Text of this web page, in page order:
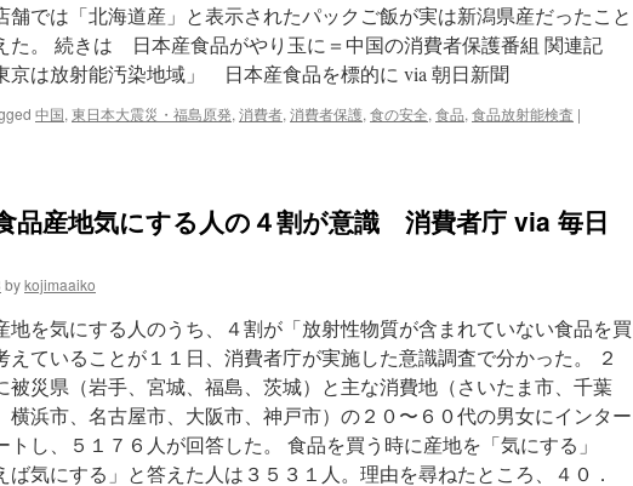
舗では「北海道産」と表示されたパックご飯が実は新潟県産だったこと
た。 続きは 日本産食品がやり玉に＝中国の消費者保護番組 関連記
は放射能汚染地域」 日本産食品を標的に via 朝日新聞
中国, 東日本大震災・福島原発, 消費者, 消費者保護, 食の安全, 食品, 食品放射能検査 |
品産地気にする人の４割が意識 消費者庁 via 毎日
bykojimaaiko
地を気にする人のうち、４割が「放射性物質が含まれていない食品を買
えていることが１１日、消費者庁が実施した意識調査で分かった。 ２
被災県（岩手、宮城、福島、茨城）と主な消費地（さいたま市、千葉
横浜市、名古屋市、大阪市、神戸市）の２０〜６０代の男女にインター
トし、５１７６人が回答した。 食品を買う時に産地を「気にする」
ば気にする」と答えた人は３５３１人。理由を尋ねたところ、４０．